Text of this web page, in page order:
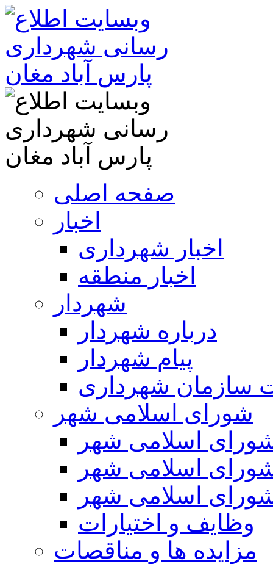
صفحه اصلی
اخبار
اخبار شهرداری
اخبار منطقه
شهردار
درباره شهردار
پیام شهردار
سازمان شهرداری
شورای اسلامی شهر
اسلامی شهر
اسلامی شهر
اسلامی شهر
وظایف و اختیارات
مزایده ها و مناقصات